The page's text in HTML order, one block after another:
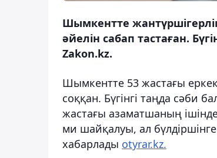
Шымкентте
әйелін сабап тастаған.
Zakon.kz.
Шымкентте 53 жастағы
соққан. Бүгінгі таңда сәби
жастағы азаматшаның
ми шайқалуы, ал
хабарлады otyrar.kz.